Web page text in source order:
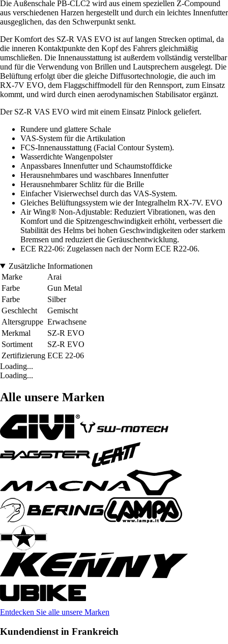
Die Außenschale PB-CLC2 wird aus einem speziellen Z-Compound
aus verschiedenen Harzen hergestellt und durch ein leichtes Innenfutter
ausgeglichen, das den Schwerpunkt senkt.
Der Komfort des SZ-R VAS EVO ist auf langen Strecken optimal, da
die inneren Kontaktpunkte den Kopf des Fahrers gleichmäßig
umschließen. Die Innenausstattung ist außerdem vollständig verstellbar
und für die Verwendung von Brillen und Lautsprechern ausgelegt. Die
Belüftung erfolgt über die gleiche Diffusortechnologie, die auch im
RX-7V EVO, dem Flaggschiffmodell für den Rennsport, zum Einsatz
kommt, und wird durch einen aerodynamischen Stabilisator ergänzt.
Der SZ-R VAS EVO wird mit einem Einsatz Pinlock geliefert.
Rundere und glattere Schale
VAS-System für die Artikulation
FCS-Innenausstattung (Facial Contour System).
Wasserdichte Wangenpolster
Anpassbares Innenfutter und Schaumstoffdicke
Herausnehmbares und waschbares Innenfutter
Herausnehmbarer Schlitz für die Brille
Einfacher Visierwechsel durch das VAS-System.
Gleiches Belüftungssystem wie der Integralhelm RX-7V. EVO
Air Wing® Non-Adjustable: Reduziert Vibrationen, was den
Komfort und die Spitzengeschwindigkeit erhöht, verbessert die
Stabilität des Helms bei hohen Geschwindigkeiten oder starkem
Bremsen und reduziert die Geräuschentwicklung.
ECE R22-06: Zugelassen nach der Norm ECE R22-06.
Zusätzliche Informationen
Marke
Arai
Farbe
Gun Metal
Farbe
Silber
Geschlecht
Gemischt
Altersgruppe Erwachsene
Merkmal
SZ-R EVO
Sortiment
SZ-R EVO
Zertifizierung ECE 22-06
Loading...
Loading...
Alle unsere Marken
Entdecken Sie alle unsere Marken
Kundendienst in Frankreich